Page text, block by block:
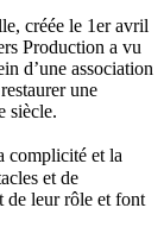
créée le 1er avril
Production a vu
d’une association
une
siècle.
complicité et la
et de
de leur rôle et font